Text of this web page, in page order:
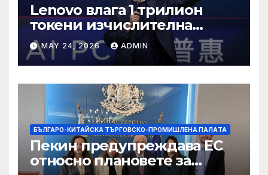
Lenovo влага 1 трилион
токени изчислителна
мощност в AI екосистемата
MAY 24, 2026 ADMIN
БЪЛГАРО-КИТАЙСКА ТЪРГОВСКО-ПРОМИШЛЕНА ПАЛAТА
Пекин предупреждава ЕС
относно плановете за